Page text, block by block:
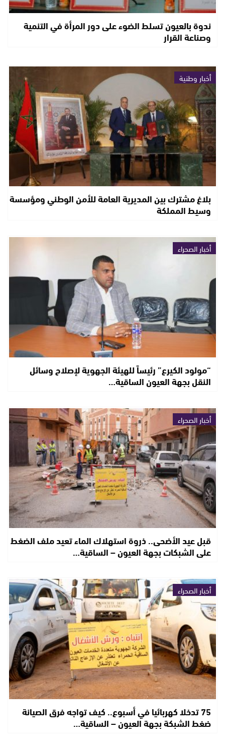
ندوة بالعيون تسلط الضوء على دور المرأة في التنمية
وصناعة القرار
أخبار وطنية
بلاغ مشترك بين المديرية العامة للأمن الوطني ومؤسسة
وسيط المملكة
أخبار الصحراء
“مولود الكيرع” رئيساً للهيئة الجهوية لإصلاح وسائل
النقل بجهة العيون الساقية…
أخبار الصحراء
قبل عيد الأضحى.. ذروة استهلاك الماء تعيد ملف الضغط
على الشبكات بجهة العيون – الساقية…
أخبار الصحراء
75 تدخلا كهربائيا في أسبوع.. كيف تواجه فرق الصيانة
ضغط الشبكة بجهة العيون – الساقية…